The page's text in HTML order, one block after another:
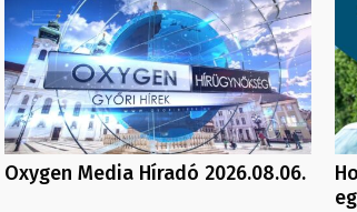
Oxygen Media Híradó 2026.08.06.